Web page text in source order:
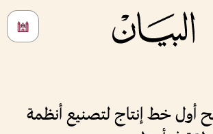
أول خط إنتاج لتصنيع أنظمة